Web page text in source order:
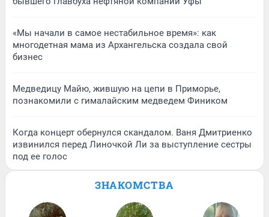
«Мы начали в самое нестабильное время»: как
многодетная мама из Архангельска создала свой
бизнес
Медведицу Майю, жившую на цепи в Приморье,
познакомили с гималайским медведем Фиником
Когда концерт обернулся скандалом. Ваня Дмитриенко
извинился перед Линочкой Ли за выступление сестры
под ее голос
ЗНАКОМСТВА